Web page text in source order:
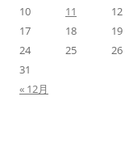
10
11 12
17
18 19
24
25 26
31
« 12月